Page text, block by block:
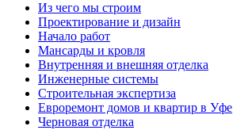
Из чего мы строим
Проектирование и дизайн
Начало работ
Мансарды и кровля
Внутренняя и внешняя отделка
Инженерные системы
Строительная экспертиза
Евроремонт домов и квартир в Уфе
Черновая отделка